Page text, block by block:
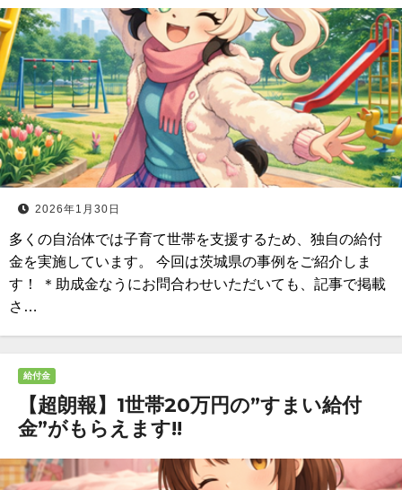
2026年1月30日
多くの自治体では子育て世帯を支援するため、独自の給付
金を実施しています。 今回は茨城県の事例をご紹介しま
す！ ＊助成金なうにお問合わせいただいても、記事で掲載
さ…
給付金
【超朗報】1世帯20万円の”すまい給付
金”がもらえます!!